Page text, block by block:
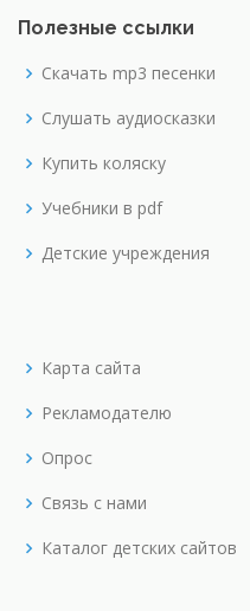
Полезные ссылки
Скачать mp3 песенки
Слушать аудиосказки
Купить коляску
Учебники в pdf
Детские учреждения
Карта сайта
Рекламодателю
Опрос
Связь с нами
Каталог детских сайтов